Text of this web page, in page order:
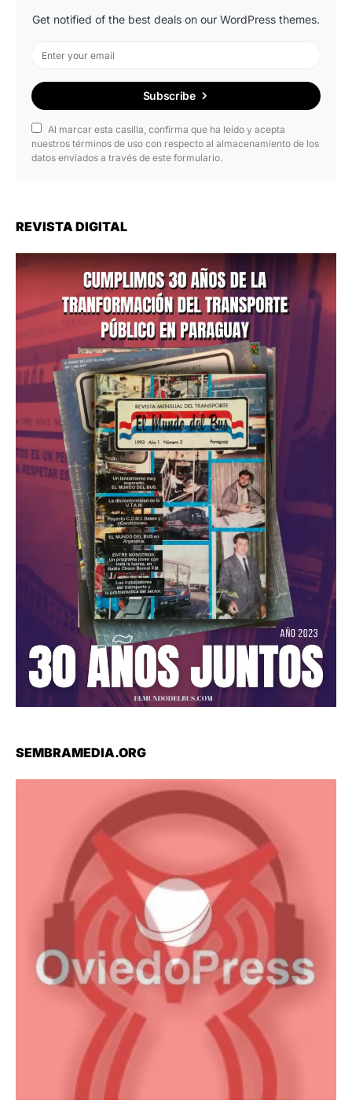
Get notified of the best deals on our WordPress themes.
Subscribe
Al marcar esta casilla, confirma que ha leído y acepta
nuestros términos de uso con respecto al almacenamiento de los
datos enviados a través de este formulario.
REVISTA DIGITAL
SEMBRAMEDIA.ORG